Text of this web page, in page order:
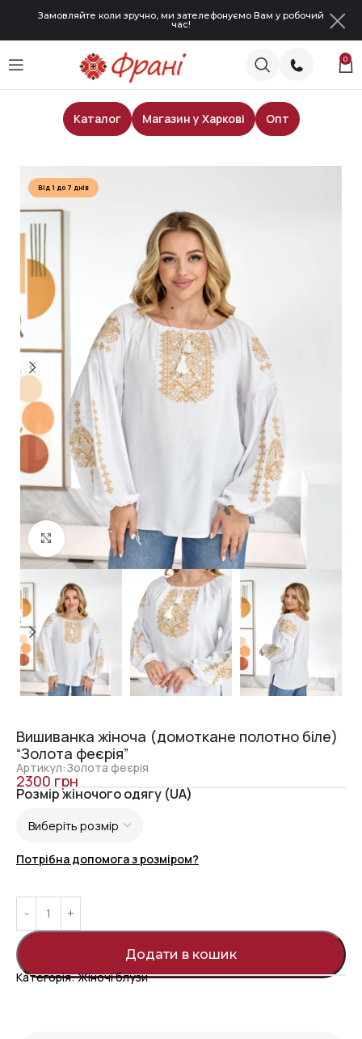
Замовляйте коли зручно, ми зателефонуємо Вам у робочий
час!
0
Каталог Магазин у Харкові
Опт
Жіночі блузи
Від 1 до 7 днів
Click to enlarge
Вишиванка жіноча (домоткане полотно біле)
“Золота феєрія”
Артикул:Золота феєрія
2300грн
Розмір жіночого одягу (UA)
Потрібна допомога з розміром?
Додати в кошик
Категорія:Жіночі блузи